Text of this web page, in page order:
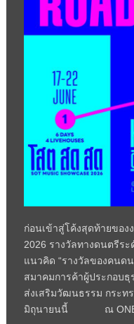
ก่อนเข้าสู่โค้งสุดท้ายของ
2026 รางวัลทางดนตรี
แนวคิด “รางวัลของคนด
สมาคมการค้าผู้ประกอบธุ
ส่งเสริมวัฒนธรรม กระ
มิถุนายนนี้ ณ